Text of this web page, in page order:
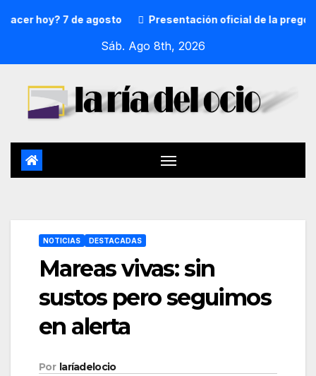
hoy? 7 de agosto Presentación oficial de la pregonera
Sáb. Ago 8th, 2026
NOTICIAS DESTACADAS
Mareas vivas: sin
sustos pero seguimos
en alerta
Por laríadelocio